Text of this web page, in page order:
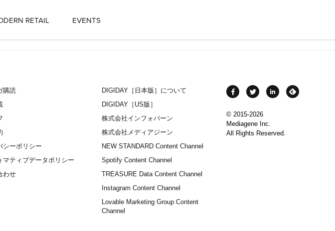
RETAIL EVENTS
購読
シーポリシー
マティブデータポリシー
わせ
DIGIDAY［日本版］について
DIGIDAY［US版］
株式会社インフォバーン
株式会社メディアジーン
NEW STANDARD Content Channel
Spotify Content Channel
TREASURE Data Content Channel
Instagram Content Channel
Lovable Marketing Group Content
Channel
© 2015-2026
Mediagene Inc.
All Rights Reserved.